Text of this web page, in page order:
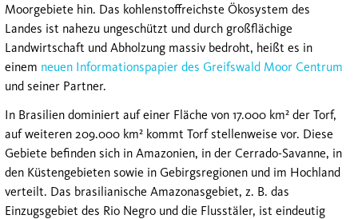
Moorgebiete hin. Das kohlenstoffreichste Ökosystem des
Landes ist nahezu ungeschützt und durch großflächige
Landwirtschaft und Abholzung massiv bedroht, heißt es in
einem neuen Informationspapier des Greifswald Moor Centrum
und seiner Partner.
In Brasilien dominiert auf einer Fläche von 17.000 km² der Torf,
auf weiteren 209.000 km² kommt Torf stellenweise vor. Diese
Gebiete befinden sich in Amazonien, in der Cerrado-Savanne, in
den Küstengebieten sowie in Gebirgsregionen und im Hochland
verteilt. Das brasilianische Amazonasgebiet, z. B. das
Einzugsgebiet des Rio Negro und die Flusstäler, ist eindeutig